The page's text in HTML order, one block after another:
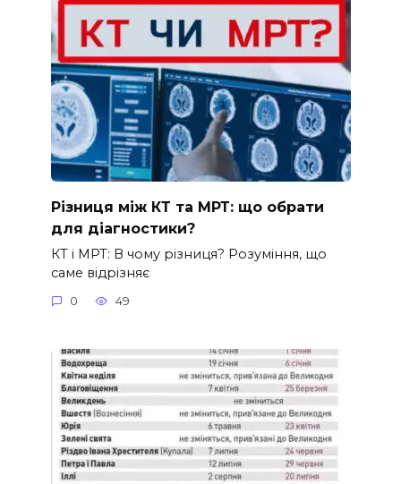
Різниця між КТ та МРТ: що обрати
для діагностики?
КТ і МРТ: В чому різниця? Розуміння, що
саме відрізняє
0 49